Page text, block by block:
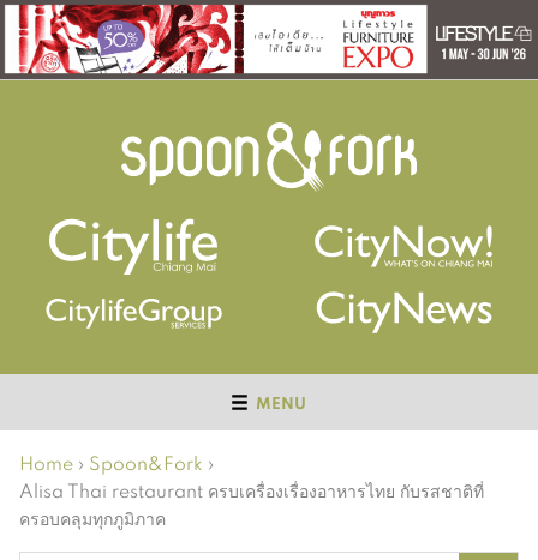
MENU
Home › Spoon&Fork ›
Alisa Thai restaurant ครบเครื่องเรื่องอาหารไทย กับรสชาติที่
ครอบคลุมทุกภูมิภาค